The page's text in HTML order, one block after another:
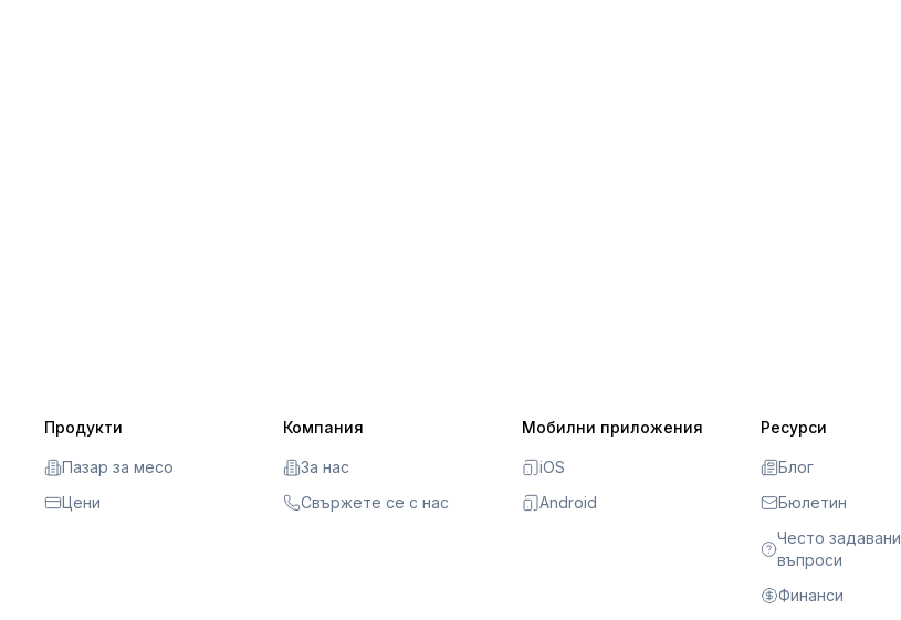
Продукти
Пазар за месо
Цени
Компания
За нас
Свържете се с нас
Мобилни приложения
iOS
Android
Ресурси
Блог
Бюлетин
Често задавани
въпроси
Финанси